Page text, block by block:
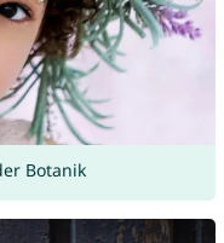
Botanik